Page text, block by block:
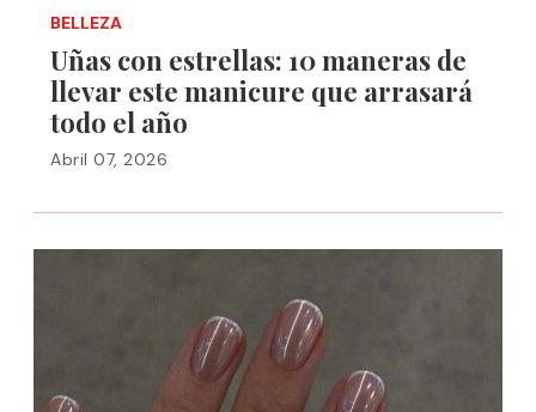
BELLEZA
Uñas con estrellas: 10 maneras de
llevar este manicure que arrasará
todo el año
Abril 07, 2026